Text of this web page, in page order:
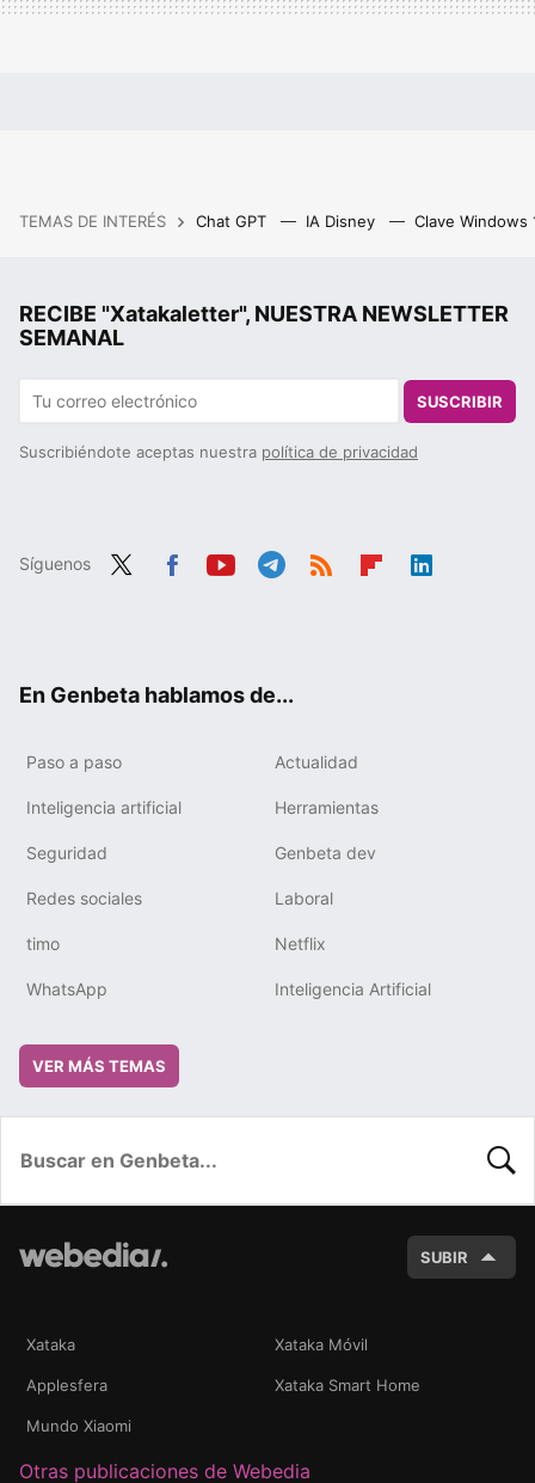
TEMAS DE INTERÉS Chat GPT IA Disney Clave Windows
RECIBE "Xatakaletter", NUESTRA NEWSLETTER
SEMANAL
SUSCRIBIR
Suscribiéndote aceptas nuestra política de privacidad
Síguenos
En Genbeta hablamos de...
Paso a paso Actualidad
Inteligencia artificial Herramientas
Seguridad Genbeta dev
Redes sociales Laboral
timo Netflix
WhatsApp Inteligencia Artificial
VER MÁS TEMAS
SUBIR
Xataka Xataka Móvil
Applesfera Xataka Smart Home
Mundo Xiaomi
Otras publicaciones de Webedia